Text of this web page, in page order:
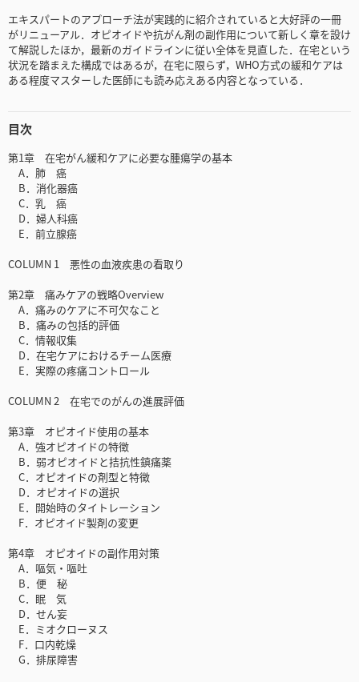
エキスパートのアプローチ法が実践的に紹介されていると大好評の一冊
がリニューアル．オピオイドや抗がん剤の副作用について新しく章を設け
て解説したほか，最新のガイドラインに従い全体を見直した．在宅という
状況を踏まえた構成ではあるが，在宅に限らず，WHO方式の緩和ケアは
ある程度マスターした医師にも読み応えある内容となっている．
目次
第1章 在宅がん緩和ケアに必要な腫瘍学の基本
A．肺 癌
B．消化器癌
C．乳 癌
D．婦人科癌
E．前立腺癌
COLUMN 1 悪性の血液疾患の看取り
第2章 痛みケアの戦略Overview
A．痛みのケアに不可欠なこと
B．痛みの包括的評価
C．情報収集
D．在宅ケアにおけるチーム医療
E．実際の疼痛コントロール
COLUMN 2 在宅でのがんの進展評価
第3章 オピオイド使用の基本
A．強オピオイドの特徴
B．弱オピオイドと拮抗性鎮痛薬
C．オピオイドの剤型と特徴
D．オピオイドの選択
E．開始時のタイトレーション
F．オピオイド製剤の変更
第4章 オピオイドの副作用対策
A．嘔気・嘔吐
B．便 秘
C．眠 気
D．せん妄
E．ミオクローヌス
F．口内乾燥
G．排尿障害